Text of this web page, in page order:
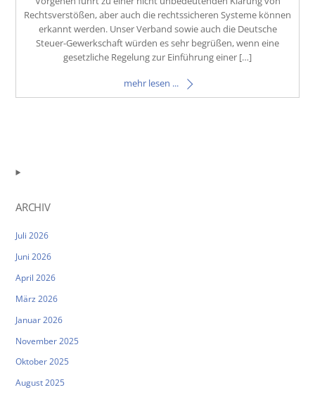
Rechtsverstößen, aber auch die rechtssicheren Systeme können
erkannt werden. Unser Verband sowie auch die Deutsche
Steuer-Gewerkschaft würden es sehr begrüßen, wenn eine
gesetzliche Regelung zur Einführung einer […]
mehr lesen ...
ARCHIV
Juli 2026
Juni 2026
April 2026
März 2026
Januar 2026
November 2025
Oktober 2025
August 2025